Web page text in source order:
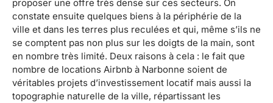
proposer une offre très dense sur ces secteurs. On
constate ensuite quelques biens à la périphérie de la
ville et dans les terres plus reculées et qui, même s’ils ne
se comptent pas non plus sur les doigts de la main, sont
en nombre très limité. Deux raisons à cela : le fait que
nombre de locations Airbnb à Narbonne soient de
véritables projets d’investissement locatif mais aussi la
topographie naturelle de la ville, répartissant les